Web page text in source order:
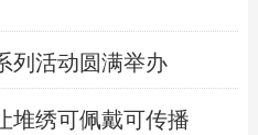
列活动圆满举办
堆绣可佩戴可传播